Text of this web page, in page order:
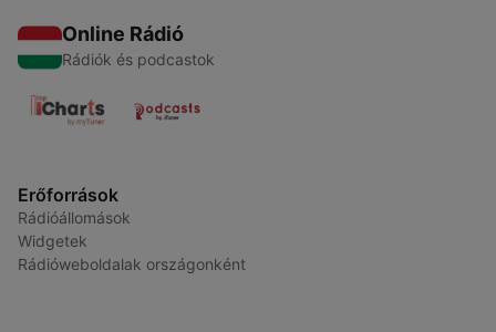
Online Rádió
Rádiók és podcastok
Erőforrások
Rádióállomások
Widgetek
Rádióweboldalak országonként